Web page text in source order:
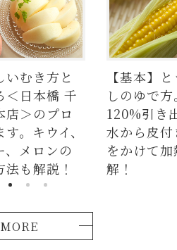
【基本】とうもろこ
のゆで方。甘さを
引き出すには、
から皮付き＆時間
かけて加熱が正
！
【
の
ラ
麺
つ
MORE